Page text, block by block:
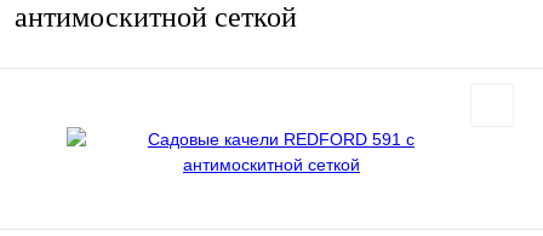
антимоскитной сеткой